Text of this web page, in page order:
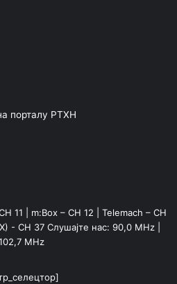
порталу РТХН
11 | m:Box – CH 12 | Telemach – CH
- CH 37 Слушајте нас: 90,0 MHz |
MHz